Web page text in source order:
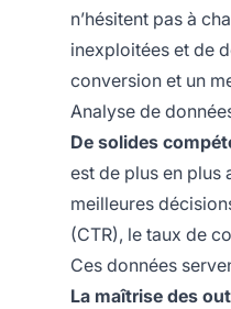
n’hésitent pas à
inexploitées et de
conversion et un
Analyse de
De solides
est de plus en plus
meilleures
(CTR), le taux de
Ces données
La maîtrise des